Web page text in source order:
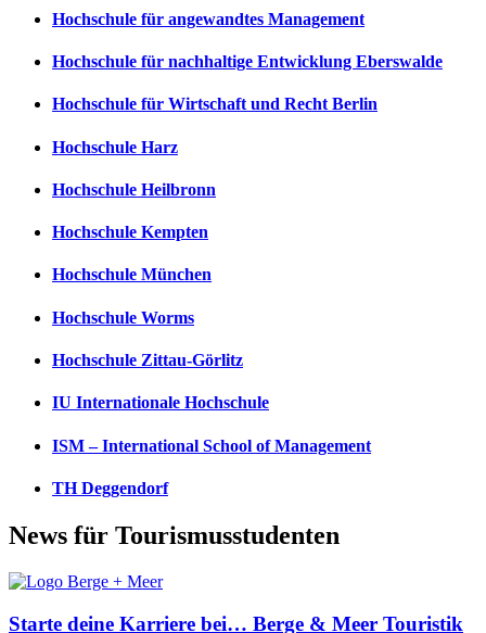
Hochschule für angewandtes Management
Hochschule für nachhaltige Entwicklung Eberswalde
Hochschule für Wirtschaft und Recht Berlin
Hochschule Harz
Hochschule Heilbronn
Hochschule Kempten
Hochschule München
Hochschule Worms
Hochschule Zittau-Görlitz
IU Internationale Hochschule
ISM – International School of Management
TH Deggendorf
News für Tourismusstudenten
Starte deine Karriere bei… Berge & Meer Touristik